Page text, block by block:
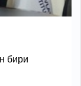
бири